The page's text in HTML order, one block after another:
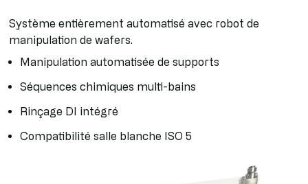
Système entièrement automatisé avec robot de
manipulation de wafers.
Manipulation automatisée de supports
Séquences chimiques multi-bains
Rinçage DI intégré
Compatibilité salle blanche ISO 5